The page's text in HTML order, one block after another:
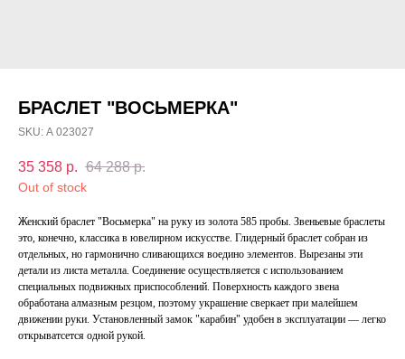
БРАСЛЕТ "ВОСЬМЕРКА"
SKU: А 023027
35 358 р. 64 288 р.
Out of stock
Женский браслет "Восьмерка" на руку из золота 585 пробы. Звеньевые браслеты
это, конечно, классика в ювелирном искусстве. Глидерный браслет собран из
отдельных, но гармонично сливающихся воедино элементов. Вырезаны эти
детали из листа металла. Соединение осуществляется с использованием
специальных подвижных приспособлений. Поверхность каждого звена
обработана алмазным резцом, поэтому украшение сверкает при малейшем
движении руки. Установленный замок "карабин" удобен в эксплуатации — легко
открыватсется одной рукой.